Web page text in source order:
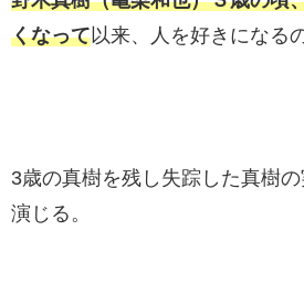
くなって以来、人を好きになる
3歳の真樹を残し失踪した真樹
演じる。